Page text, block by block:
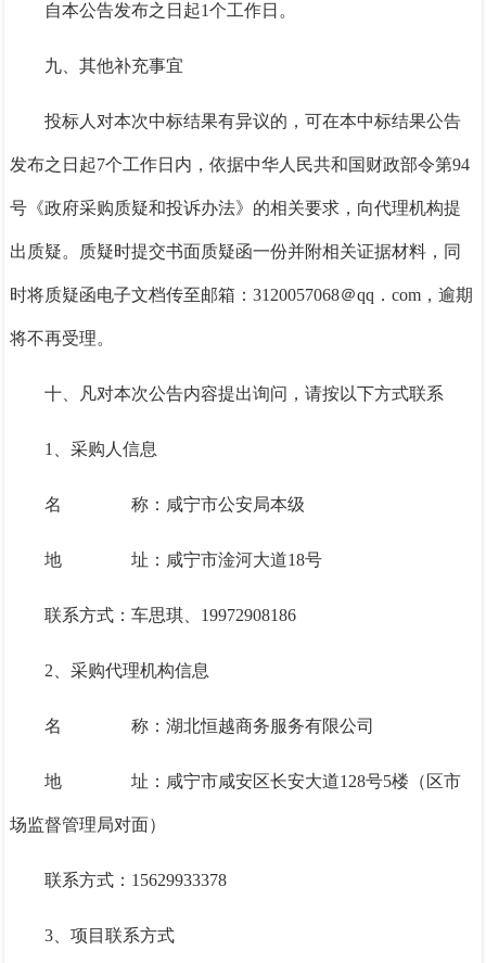
自本公告发布之日起1个工作日。
九、其他补充事宜
投标人对本次中标结果有异议的，可在本中标结果公告
发布之日起7个工作日内，依据中华人民共和国财政部令第94
号《政府采购质疑和投诉办法》的相关要求，向代理机构提
出质疑。质疑时提交书面质疑函一份并附相关证据材料，同
时将质疑函电子文档传至邮箱：3120057068＠qq．com，逾期
将不再受理。
十、凡对本次公告内容提出询问，请按以下方式联系
1、采购人信息
名 称：咸宁市公安局本级
地 址：咸宁市淦河大道18号
联系方式：车思琪、 19972908186
2、采购代理机构信息
名 称：湖北恒越商务服务有限公司
地 址：咸宁市咸安区长安大道128号5楼（区市
场监督管理局对面）
联系方式： 15629933378
3、项目联系方式